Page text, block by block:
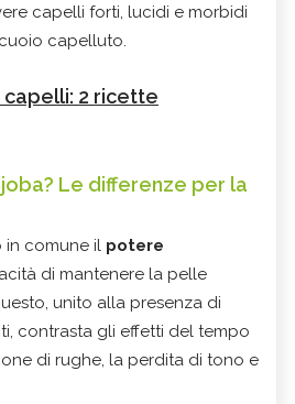
capelli forti, lucidi e morbidi
capelluto.
2 ricette
Le differenze per la
in comune il potere
di mantenere la pelle
unito alla presenza di
contrasta gli effetti del tempo
di rughe, la perdita di tono e